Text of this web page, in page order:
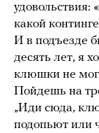
какой
И в подъезде
десять лет, я
клюшки не мог
Пойдешь на
„Иди сюда,
подопьют или